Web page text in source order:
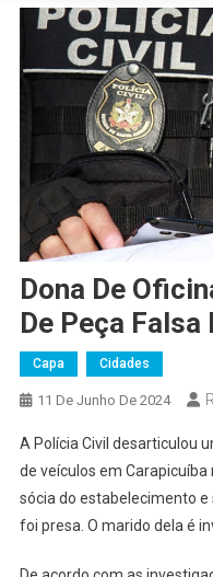
Dona De
De Peça
Capa Cidades
11 De Junho De 2024
A Polícia Civil desarticulou
de veículos em
sócia do estabelecimento
foi presa. O marido dela é